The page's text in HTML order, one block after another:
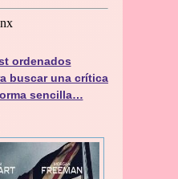
ordenados
buscar una crítica
sencilla…